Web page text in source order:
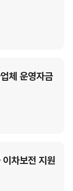
체 운영자금
차보전 지원